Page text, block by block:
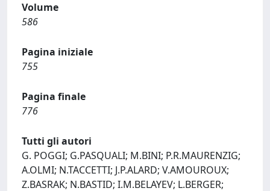
Volume
586
Pagina iniziale
755
Pagina finale
776
Tutti gli autori
G. POGGI; G.PASQUALI; M.BINI; P.R.MAURENZIG;
A.OLMI; N.TACCETTI; J.P.ALARD; V.AMOUROUX;
Z.BASRAK; N.BASTID; I.M.BELAYEV; L.BERGER;